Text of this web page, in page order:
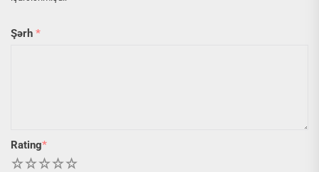
Şərh *
Rating*
5
4
3
2